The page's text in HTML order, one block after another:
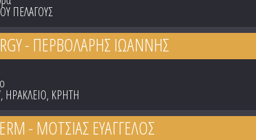
ΠΕΛΑΓΟΥΣ
- ΠΕΡΒΟΛΑΡΗΣ ΙΩΑΝΝΗΣ
, ΗΡΑΚΛΕΙΟ, ΚΡΗΤΗ
- ΜΟΤΣΙΑΣ ΕΥΑΓΓΕΛΟΣ